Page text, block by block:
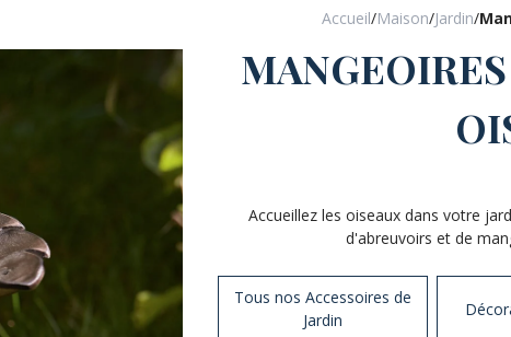
Accueil/Maison/Jardin/
Accueillez les oiseaux dans votre
d'abreuvoirs et de
Tous nos Accessoires de
Jardin